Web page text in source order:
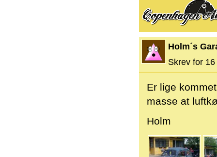
Holm´s
Skrev for
Er lige
masse at
Holm